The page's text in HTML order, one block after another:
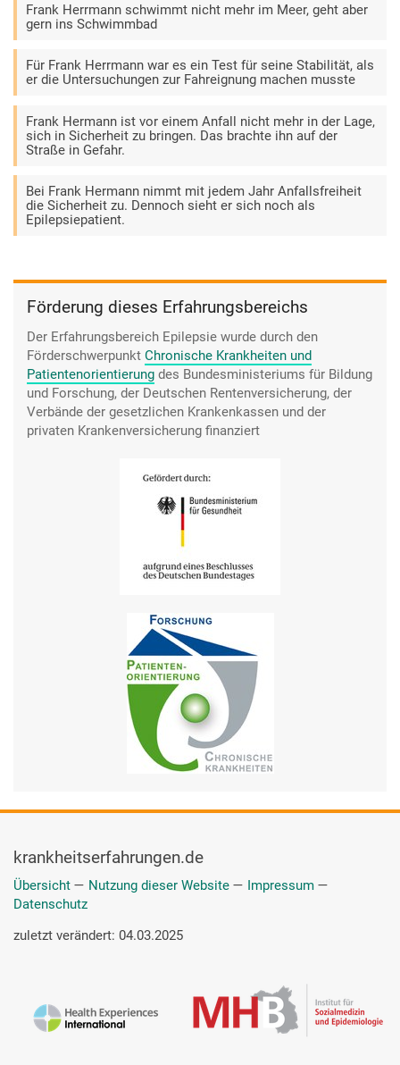
Frank Herrmann schwimmt nicht mehr im Meer, geht aber
gern ins Schwimmbad
Für Frank Herrmann war es ein Test für seine Stabilität, als
er die Untersuchungen zur Fahreignung machen musste
Frank Hermann ist vor einem Anfall nicht mehr in der Lage,
sich in Sicherheit zu bringen. Das brachte ihn auf der
Straße in Gefahr.
Bei Frank Hermann nimmt mit jedem Jahr Anfallsfreiheit
die Sicherheit zu. Dennoch sieht er sich noch als
Epilepsiepatient.
Förderung dieses Erfahrungsbereichs
Der Erfahrungsbereich Epilepsie wurde durch den
Förderschwerpunkt Chronische Krankheiten und
Patientenorientierung des Bundesministeriums für Bildung
und Forschung, der Deutschen Rentenversicherung, der
Verbände der gesetzlichen Krankenkassen und der
privaten Krankenversicherung finanziert
krankheitserfahrungen.de
Übersicht — Nutzung dieser Website — Impressum —
Datenschutz
zuletzt verändert: 04.03.2025